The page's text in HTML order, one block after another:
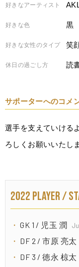
好きなアーティスト
好きな色 黒
好きな女性のタイプ 笑
休日の過ごし方 読
サポーターへのコメ
選手を支えていける
ろしくお願いいたし
2022 PLAYER /
GK 1 / 児玉 潤
DF 2 / 市原 亮太
DF 3 / 徳永 椋太